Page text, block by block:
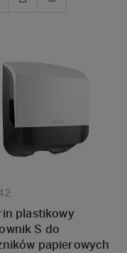
plastikowy
S do
papierowych